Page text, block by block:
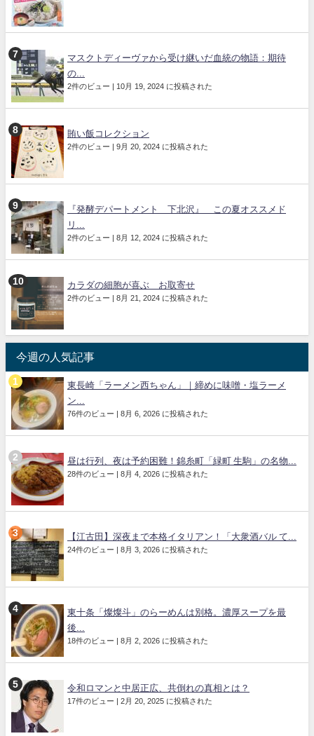
マスクトディーヴァから受け継いだ血統の物語：期待
の...
2件のビュー | 10月 19, 2024 に投稿された
賄い飯コレクション
2件のビュー | 9月 20, 2024 に投稿された
『発酵デパートメント 下北沢』 この夏オススメド
リ...
2件のビュー | 8月 12, 2024 に投稿された
カラダの細胞が喜ぶ お取寄せ
2件のビュー | 8月 21, 2024 に投稿された
今週の人気記事
東長崎「ラーメン西ちゃん」｜締めに味噌・塩ラーメ
ン...
76件のビュー | 8月 6, 2026 に投稿された
昼は行列、夜は予約困難！錦糸町「緑町 生駒」の名物...
28件のビュー | 8月 4, 2026 に投稿された
【江古田】深夜まで本格イタリアン！「大衆酒バル て...
24件のビュー | 8月 3, 2026 に投稿された
東十条「燦燦斗」のらーめんは別格。濃厚スープを最
後...
18件のビュー | 8月 2, 2026 に投稿された
令和ロマンと中居正広、共倒れの真相とは？
17件のビュー | 2月 20, 2025 に投稿された